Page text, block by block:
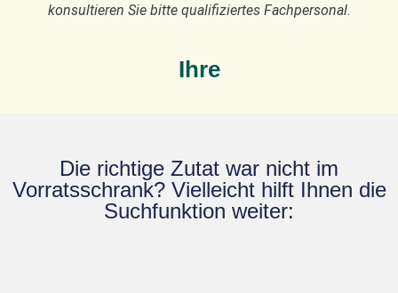
konsultieren Sie bitte qualifiziertes Fachpersonal.
Ihre
Die richtige Zutat war nicht im
Vorratsschrank? Vielleicht hilft Ihnen die
Suchfunktion weiter: